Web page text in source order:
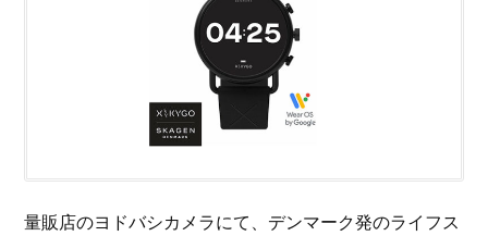
量販店のヨドバシカメラにて、デンマーク発のライフス